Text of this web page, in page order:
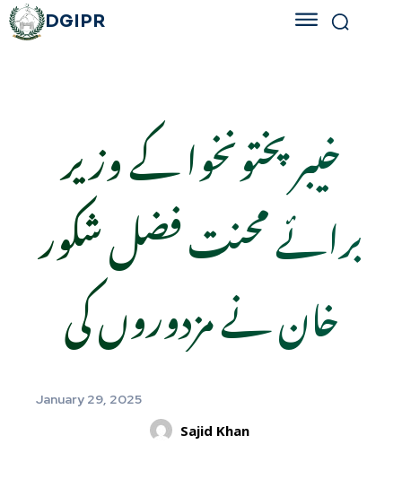
DGIPR
خیبر پختونخوا کے وزیر
برائے محنت فضل شکور
خان نے مزدوروں کی
January 29, 2025
Sajid Khan